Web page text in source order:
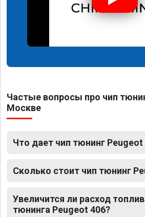
Частые вопросы про чип
Москве
Что дает чип тюнинг Peugeot
Сколько стоит чип тюнинг
Увеличится ли расход
тюнинга Peugeot 406?